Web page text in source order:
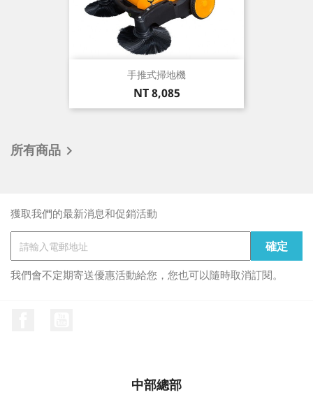
手推式掃地機
價
格
NT 8,085
所有商品 
獲取我們的最新消息和促銷活動
我們會不定期寄送優惠活動給您，您也可以隨時取消訂閱。
中部總部